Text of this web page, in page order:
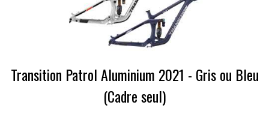
Transition Patrol Aluminium 2021 - Gris ou Bleu
(Cadre seul)